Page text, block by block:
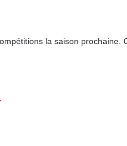
la saison prochaine.